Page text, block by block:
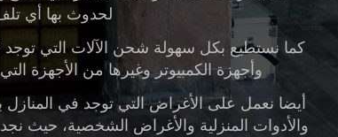
لحدوث بها أي
كما نستطيع بكل سهولة شحن الآلات التي توجد
وأجهزة الكمبيوتر وغيرها من الأجهزة
أيضا نعمل على الأغراض التي توجد في المنازل
والأدوات المنزلية والأغراض الشخصية، حيث